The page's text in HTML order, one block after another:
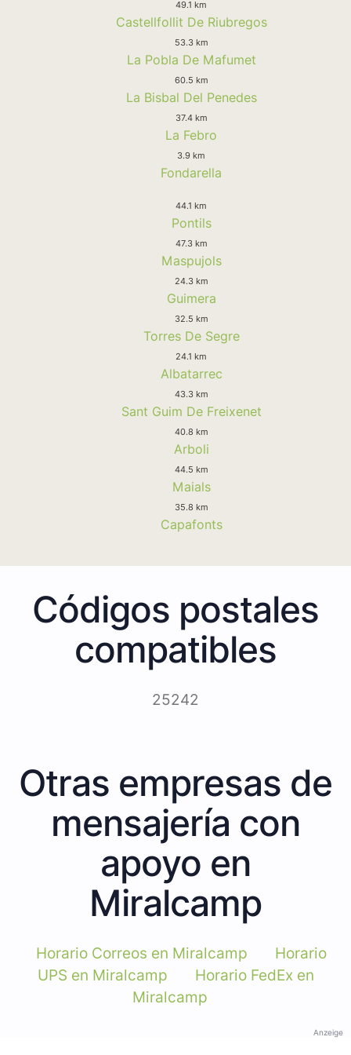
49.1 km
Castellfollit De Riubregos
53.3 km
La Pobla De Mafumet
60.5 km
La Bisbal Del Penedes
37.4 km
La Febro
3.9 km
Fondarella
44.1 km
Pontils
47.3 km
Maspujols
24.3 km
Guimera
32.5 km
Torres De Segre
24.1 km
Albatarrec
43.3 km
Sant Guim De Freixenet
40.8 km
Arboli
44.5 km
Maials
35.8 km
Capafonts
Códigos postales
compatibles
25242
Otras empresas de
mensajería con
apoyo en
Miralcamp
Horario Correos en Miralcamp
Horario
UPS en Miralcamp
Horario FedEx en
Miralcamp
Anzeige